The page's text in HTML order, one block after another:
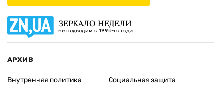
ЗЕРКАЛО НЕДЕЛИ
не подводим с 1994-го года
АРХИВ
Внутренняя политика
Социальная защита